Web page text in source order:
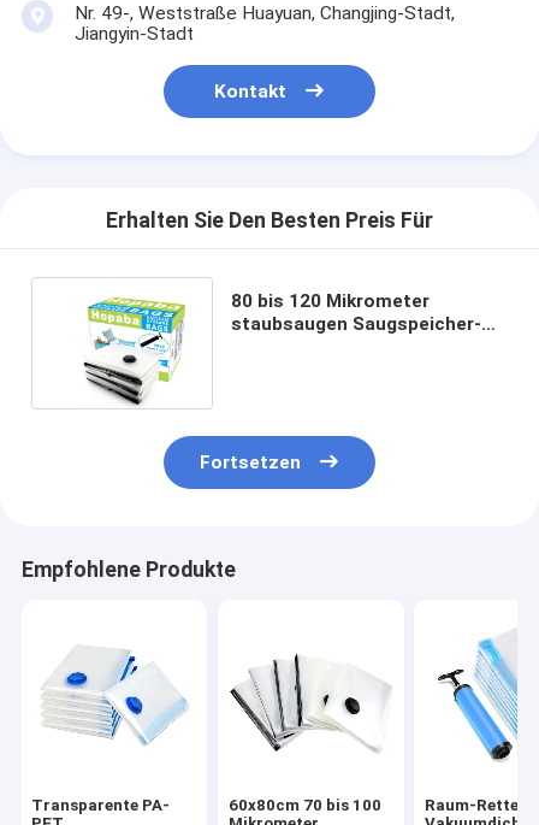
Nr. 49-, Weststraße Huayuan, Changjing-Stadt,
Jiangyin-Stadt
Kontakt
Erhalten Sie Den Besten Preis Für
80 bis 120 Mikrometer
staubsaugen Saugspeicher-
Fortsetzen
Empfohlene Produkte
Transparente PA-
60x80cm 70 bis 100
Raum-Retter-